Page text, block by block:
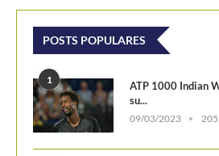
POSTS POPULARES
1
ATP 1000 Indian
su...
09/03/2023